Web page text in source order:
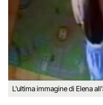
L'ultima immagine di Elena